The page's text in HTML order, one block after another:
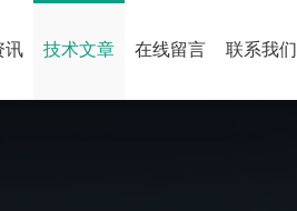
讯 技术文章 在线留言 联系我们